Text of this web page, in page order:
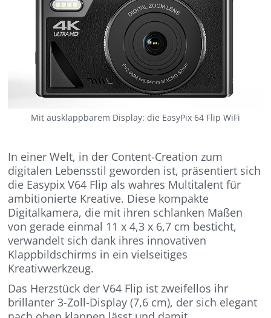
Mit ausklappbarem Display: die EasyPix 64 Flip WiFi
In einer Welt, in der Content-Creation zum
digitalen Lebensstil geworden ist, präsentiert sich
die Easypix V64 Flip als wahres Multitalent für
ambitionierte Kreative. Diese kompakte
Digitalkamera, die mit ihren schlanken Maßen
von gerade einmal 11 x 4,3 x 6,7 cm besticht,
verwandelt sich dank ihres innovativen
Klappbildschirms in ein vielseitiges
Kreativwerkzeug.
Das Herzstück der V64 Flip ist zweifellos ihr
brillanter 3-Zoll-Display (7,6 cm), der sich elegant